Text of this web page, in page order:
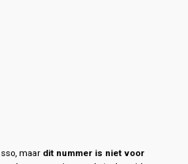
maar dit nummer is niet voor